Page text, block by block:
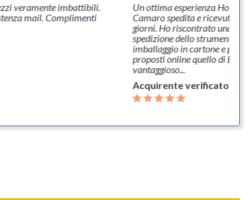
veramente imbattibili.
mail. Complimenti
Un ottima esperienza Ho
Camaro spedita e ricevuta in
giorni. Ho riscontrato una
spedizione dello strumento
imballaggio in cartone e
proposti online quello di
vantaggioso...
Acquirente verificato